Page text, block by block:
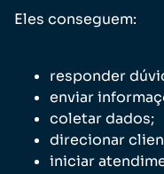
Eles conseguem:
responder
enviar
coletar dados;
direcionar
iniciar